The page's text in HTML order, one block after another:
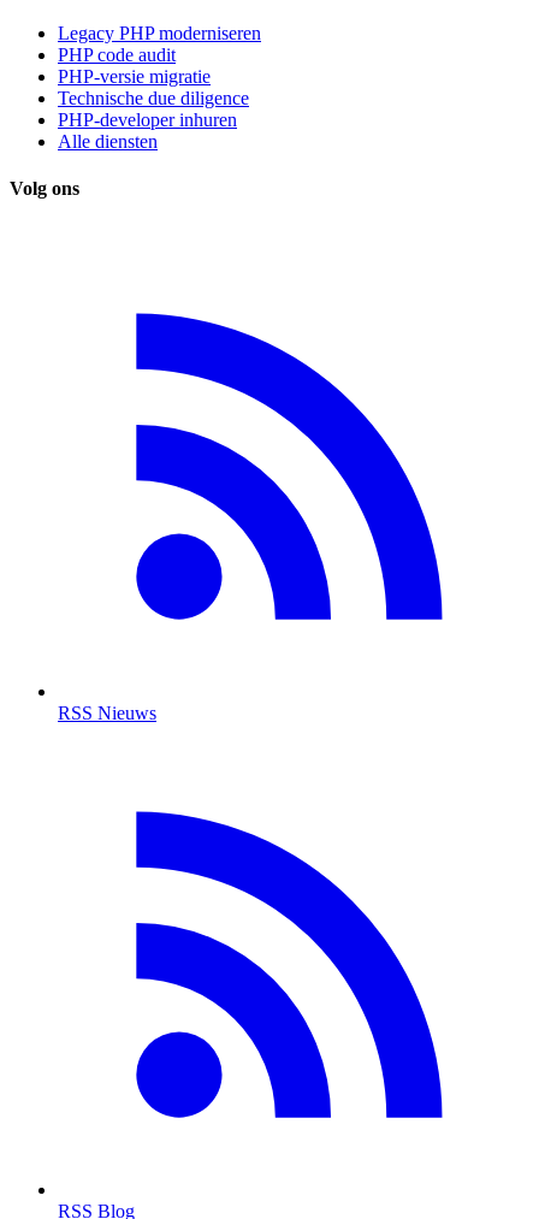
Legacy PHP moderniseren
PHP code audit
PHP-versie migratie
Technische due diligence
PHP-developer inhuren
Alle diensten
Volg ons
RSS Nieuws
RSS Blog